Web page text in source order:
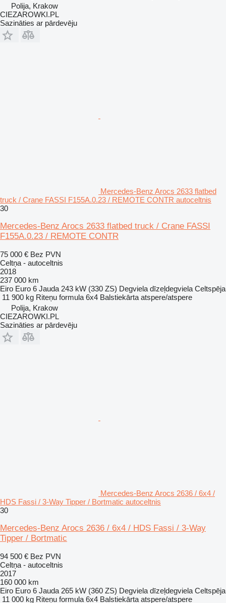
Polija, Krakow
CIEZAROWKI.PL
Sazināties ar pārdevēju
Mercedes-Benz Arocs 2633 flatbed
truck / Crane FASSI F155A.0.23 / REMOTE CONTR autoceltnis
30
Mercedes-Benz Arocs 2633 flatbed truck / Crane FASSI
F155A.0.23 / REMOTE CONTR
75 000 € Bez PVN
Celtņa - autoceltnis
2018
237 000 km
Eiro Euro 6 Jauda 243 kW (330 ZS) Degviela dīzeļdegviela Celtspēja
11 900 kg Riteņu formula 6x4 Balstiekārta atspere/atspere
Polija, Krakow
CIEZAROWKI.PL
Sazināties ar pārdevēju
Mercedes-Benz Arocs 2636 / 6x4 /
HDS Fassi / 3-Way Tipper / Bortmatic autoceltnis
30
Mercedes-Benz Arocs 2636 / 6x4 / HDS Fassi / 3-Way
Tipper / Bortmatic
94 500 € Bez PVN
Celtņa - autoceltnis
2017
160 000 km
Eiro Euro 6 Jauda 265 kW (360 ZS) Degviela dīzeļdegviela Celtspēja
11 000 kg Riteņu formula 6x4 Balstiekārta atspere/atspere